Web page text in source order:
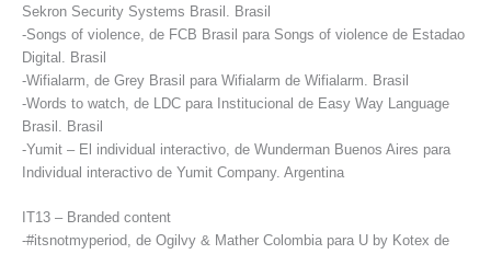
Sekron Security Systems Brasil. Brasil
-Songs of violence, de FCB Brasil para Songs of violence de Estadao
Digital. Brasil
-Wifialarm, de Grey Brasil para Wifialarm de Wifialarm. Brasil
-Words to watch, de LDC para Institucional de Easy Way Language
Brasil. Brasil
-Yumit – El individual interactivo, de Wunderman Buenos Aires para
Individual interactivo de Yumit Company. Argentina
IT13 – Branded content
-#itsnotmyperiod, de Ogilvy & Mather Colombia para U by Kotex de